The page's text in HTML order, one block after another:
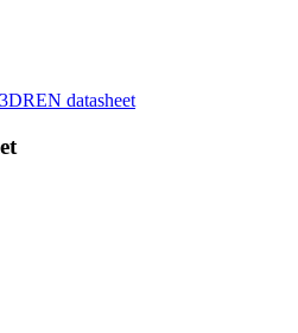
datasheet